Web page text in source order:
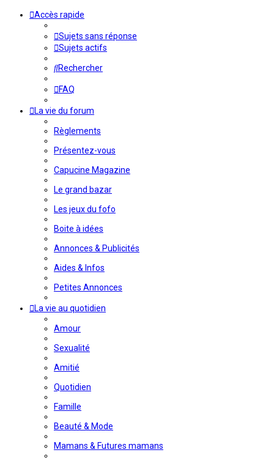
Accès rapide
Sujets sans réponse
Sujets actifs
Rechercher
FAQ
La vie du forum
Règlements
Présentez-vous
Capucine Magazine
Le grand bazar
Les jeux du fofo
Boite à idées
Annonces & Publicités
Aides & Infos
Petites Annonces
La vie au quotidien
Amour
Sexualité
Amitié
Quotidien
Famille
Beauté & Mode
Mamans & Futures mamans